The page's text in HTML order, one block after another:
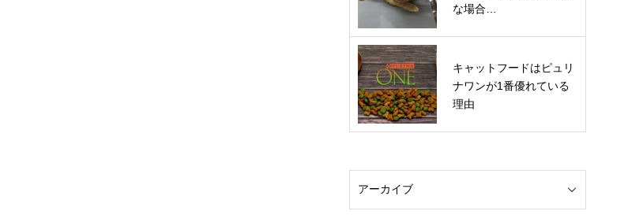
な場合…
キャットフードはピュリ
ナワンが1番優れている
理由